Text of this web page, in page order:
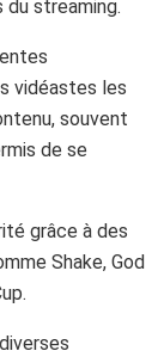
du streaming.
vidéastes les
souvent
de se
grâce à des
Shake, God